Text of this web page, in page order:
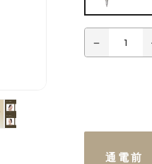
通電前